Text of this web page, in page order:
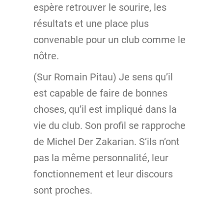
espère retrouver le sourire, les
résultats et une place plus
convenable pour un club comme le
nôtre.
(Sur Romain Pitau) Je sens qu’il
est capable de faire de bonnes
choses, qu’il est impliqué dans la
vie du club. Son profil se rapproche
de Michel Der Zakarian. S’ils n’ont
pas la même personnalité, leur
fonctionnement et leur discours
sont proches.